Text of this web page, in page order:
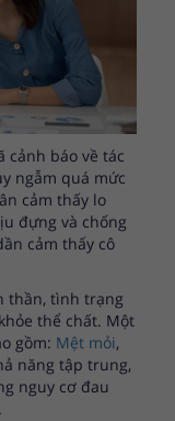
cảnh báo về tác
ngẫm quá mức
cảm thấy lo
đựng và chống
cảm thấy cô
thần, tình trạng
thể chất. Một
gồm: Mệt mỏi,
năng tập trung,
nguy cơ đau
.